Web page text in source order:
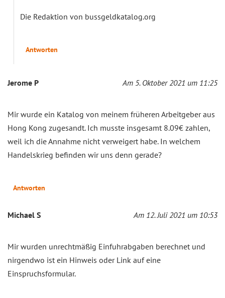
Die Redaktion von bussgeldkatalog.org
Antworten
Jerome P Am 5. Oktober 2021 um 11:25
Mir wurde ein Katalog von meinem früheren Arbeitgeber aus
Hong Kong zugesandt. Ich musste insgesamt 8.09€ zahlen,
weil ich die Annahme nicht verweigert habe. In welchem
Handelskrieg befinden wir uns denn gerade?
Antworten
Michael S Am 12. Juli 2021 um 10:53
Mir wurden unrechtmäßig Einfuhrabgaben berechnet und
nirgendwo ist ein Hinweis oder Link auf eine
Einspruchsformular.